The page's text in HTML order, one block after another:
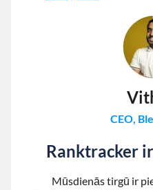
CEO,
Ranktracker
Mūsdienās tirgū ir